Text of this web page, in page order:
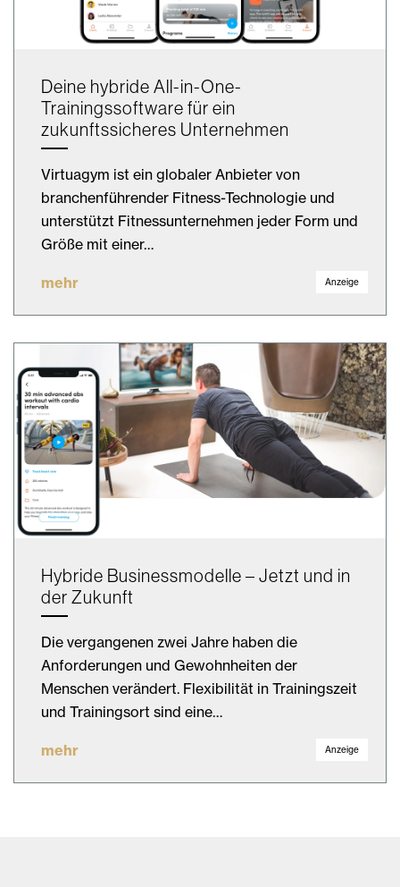
Deine hybride All-in-One-
Trainingssoftware für ein
zukunftssicheres Unternehmen
Virtuagym ist ein globaler Anbieter von
branchenführender Fitness-Technologie und
unterstützt Fitnessunternehmen jeder Form und
Größe mit einer…
mehr Anzeige
Hybride Businessmodelle – Jetzt und in
der Zukunft
Die vergangenen zwei Jahre haben die
Anforderungen und Gewohnheiten der
Menschen verändert. Flexibilität in Trainingszeit
und Trainingsort sind eine…
mehr Anzeige